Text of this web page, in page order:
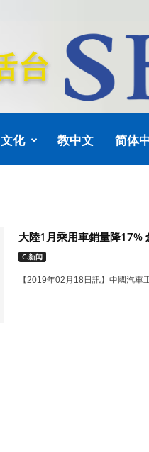
文化 教中文 简体
大陸1月乘用車銷量降17%
C.新闻
【2019年02月18日訊】中國汽車